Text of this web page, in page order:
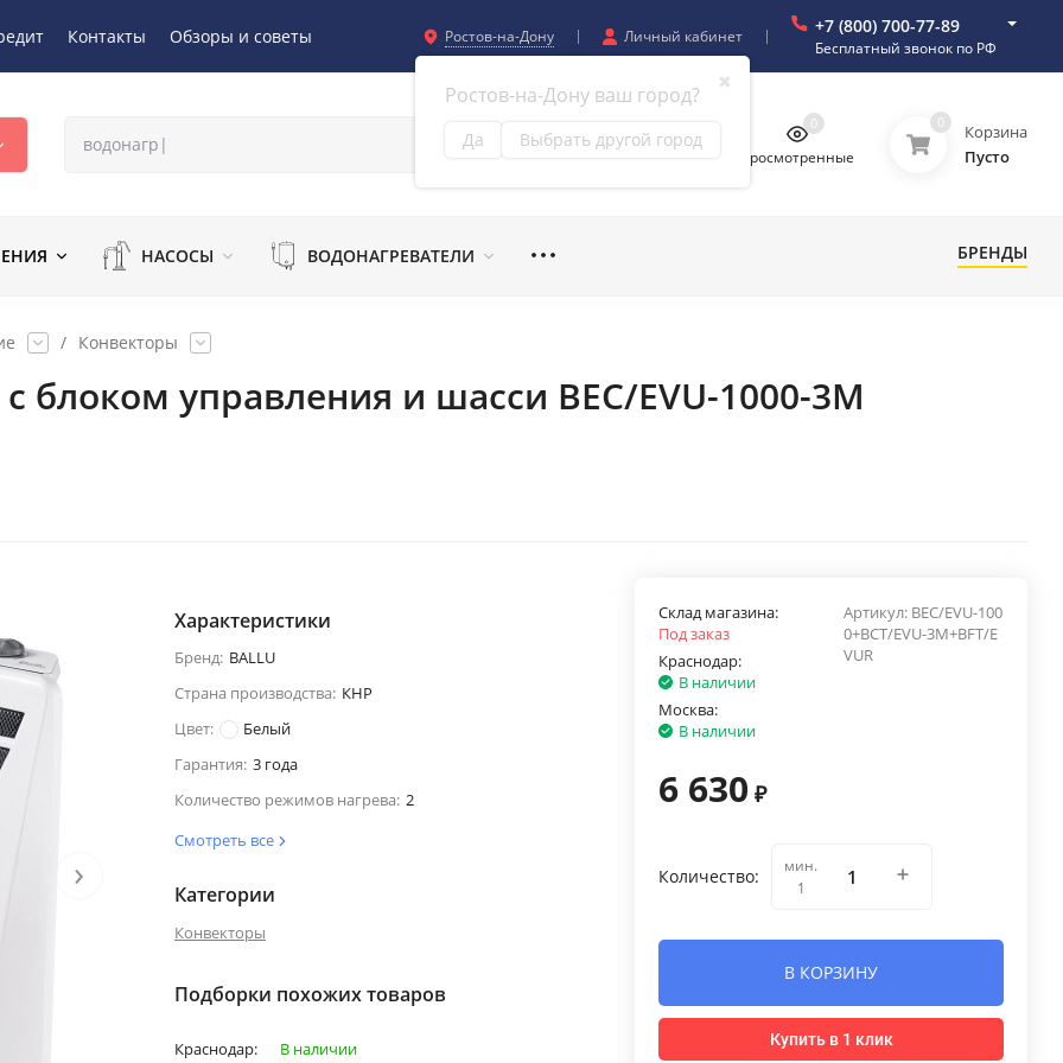
Контакты Обзоры и советы Ростов-на-Дону
✖
Ростов-на-Дону ваш город?
Да Выбрать другой город
Личный кабинет +7 (800) 700-77-89
Бесплатный звонок по РФ
Просмотренные
0 0
Корзина
Пусто
НАСОСЫ ВОДОНАГРЕВАТЕЛИ БРЕНДЫ
/ Конвекторы
блоком управления и шасси BEC/EVU-1000-3M
›
Характеристики
Бренд: BALLU
Страна производства: КНР
Цвет:
Белый
Гарантия: 3 года
Количество режимов нагрева: 2
Смотреть все
Категории
Конвекторы
Подборки похожих товаров
Краснодар:
В наличии
Артикул: BEC/EVU-100
0+BCT/EVU-3M+BFT/E
VUR
Склад магазина:
Под заказ
Краснодар:
В наличии
Москва:
В наличии
6 630 ₽
Количество:
мин.
1
В КОРЗИНУ
Купить в 1 клик